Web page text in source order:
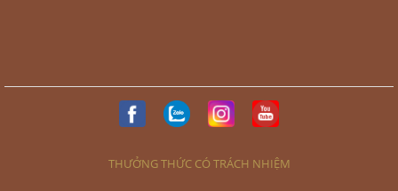
THƯỞNG THỨC CÓ TRÁCH NHIỆM